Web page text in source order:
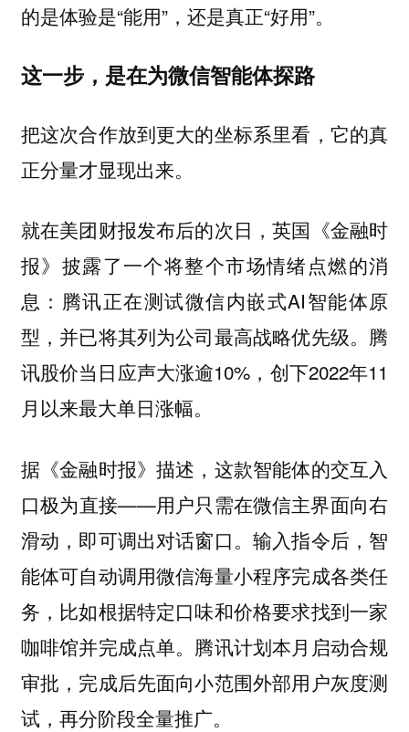
的是体验是“能用”，还是真正“好用”。
这一步，是在为微信智能体探路
把这次合作放到更大的坐标系里看，它的真
正分量才显现出来。
就在美团财报发布后的次日，英国《金融时
报》披露了一个将整个市场情绪点燃的消
息：腾讯正在测试微信内嵌式AI智能体原
型，并已将其列为公司最高战略优先级。腾
讯股价当日应声大涨逾10%，创下2022年11
月以来最大单日涨幅。
据《金融时报》描述，这款智能体的交互入
口极为直接——用户只需在微信主界面向右
滑动，即可调出对话窗口。输入指令后，智
能体可自动调用微信海量小程序完成各类任
务，比如根据特定口味和价格要求找到一家
咖啡馆并完成点单。腾讯计划本月启动合规
审批，完成后先面向小范围外部用户灰度测
试，再分阶段全量推广。